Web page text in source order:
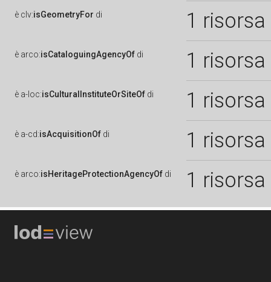
è clv:isGeometryFor di 1 risorsa
è arco:isCataloguingAgencyOf di 1 risorsa
è a-loc:isCulturalInstituteOrSiteOf di 1 risorsa
è a-cd:isAcquisitionOf di 1 risorsa
è arco:isHeritageProtectionAgencyOf di 1 risorsa